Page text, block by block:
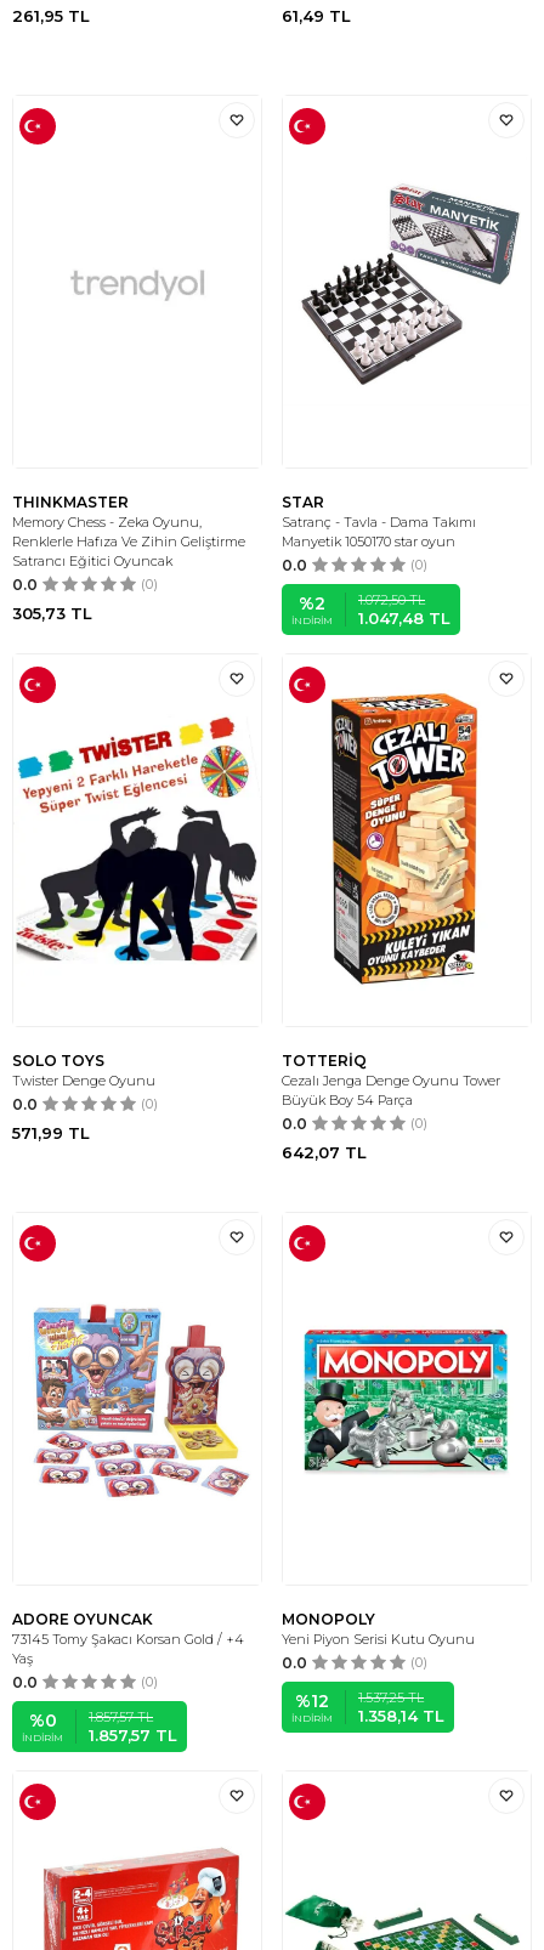
261,95 TL 61,49 TL
THINKMASTER
Memory Chess - Zeka Oyunu,
Renklerle Hafıza Ve Zihin Geliştirme
Satrancı Eğitici Oyuncak
0.0 (0)
305,73 TL
STAR
Satranç - Tavla - Dama Takımı
Manyetik 1050170 star oyun
0.0 (0)
%2
İNDIRIM
1.072,50TL
1.047,48 TL
SOLO TOYS
Twister Denge Oyunu
0.0 (0)
571,99 TL
TOTTERİQ
Cezalı Jenga Denge Oyunu Tower
Büyük Boy 54 Parça
0.0 (0)
642,07 TL
ADORE OYUNCAK
73145 Tomy Şakacı Korsan Gold / +4
Yaş
0.0 (0)
%0
İNDIRIM
1.857,57TL
1.857,57 TL
MONOPOLY
Yeni Piyon Serisi Kutu Oyunu
0.0 (0)
%12
İNDIRIM
1.537,25TL
1.358,14TL